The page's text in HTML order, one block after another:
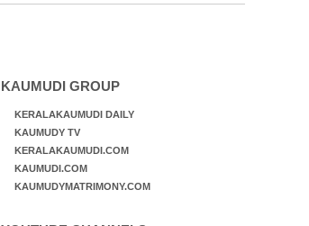
KAUMUDI GROUP
KERALAKAUMUDI DAILY
KAUMUDY TV
KERALAKAUMUDI.COM
KAUMUDI.COM
KAUMUDYMATRIMONY.COM